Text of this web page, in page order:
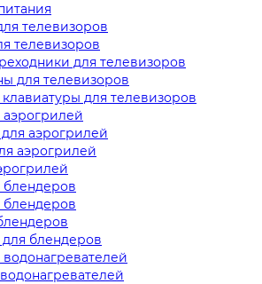
телевизоров
телевизоров
для телевизоров
для телевизоров
для телевизоров
аэрогрилей
аэрогрилей
аэрогрилей
блендеров
блендеров
блендеров
водонагревателей